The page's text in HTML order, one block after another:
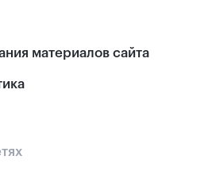
материалов сайта